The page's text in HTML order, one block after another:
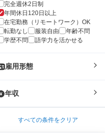
完全週休2日制
年間休日120日以上
在宅勤務（リモートワーク）OK
転勤なし
服装自由
年齢不問
学歴不問
語学力を活かせる
雇用形態
年収
すべての条件をクリア